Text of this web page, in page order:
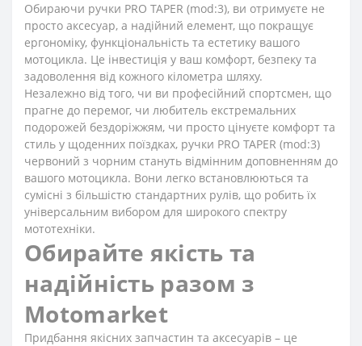
Обираючи ручки PRO TAPER (mod:3), ви отримуєте не
просто аксесуар, а надійний елемент, що покращує
ергономіку, функціональність та естетику вашого
мотоцикла. Це інвестиція у ваш комфорт, безпеку та
задоволення від кожного кілометра шляху.
Незалежно від того, чи ви професійний спортсмен, що
прагне до перемог, чи любитель екстремальних
подорожей бездоріжжям, чи просто цінуєте комфорт та
стиль у щоденних поїздках, ручки PRO TAPER (mod:3)
червоний з чорним стануть відмінним доповненням до
вашого мотоцикла. Вони легко встановлюються та
сумісні з більшістю стандартних рулів, що робить їх
універсальним вибором для широкого спектру
мототехніки.
Обирайте якість та
надійність разом з
Motomarket
Придбання якісних запчастин та аксесуарів – це